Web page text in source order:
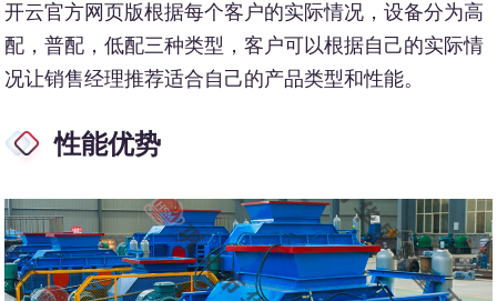
开云官方网页版根据每个客户的实际情况，设备分为高
配，普配，低配三种类型，客户可以根据自己的实际情
况让销售经理推荐适合自己的产品类型和性能。
性能优势